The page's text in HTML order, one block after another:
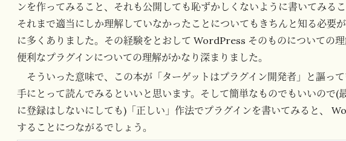
ンを作ってみること、それも公開しても恥ずかしくないように書いてみる
それまで適当にしか理解していなかったことについてもきちんと知る必要
に多くありました。その経験をとおして WordPress そのものについての
便利なプラグインについての理解がかなり深まりました。
そういった意味で、この本が「ターゲットはプラグイン開発者」と謳っ
手にとって読んでみるといいと思います。そして簡単なものでもいいので(
に登録はしないにしても)「正しい」作法でプラグインを書いてみると、
することにつながるでしょう。